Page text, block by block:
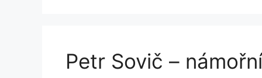
Petr Sovič –